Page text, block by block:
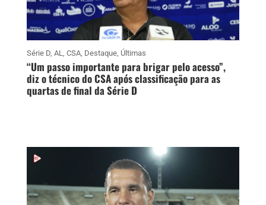
Série D, AL, CSA, Destaque, Últimas
“Um passo importante para brigar pelo acesso”,
diz o técnico do CSA após classificação para as
quartas de final da Série D